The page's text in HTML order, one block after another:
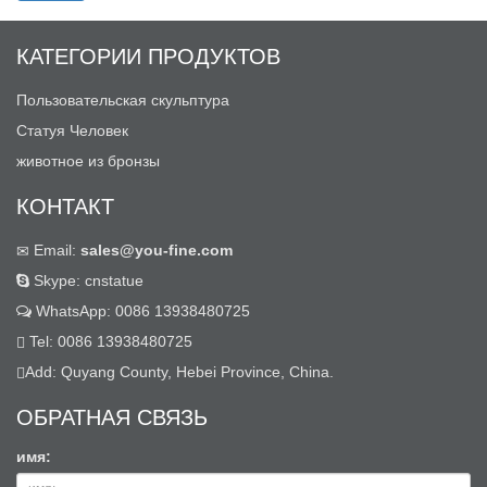
КАТЕГОРИИ ПРОДУКТОВ
Пользовательская скульптура
Статуя Человек
животное из бронзы
КОНТАКТ
Email: sales@you-fine.com
Skype: cnstatue
WhatsApp: 0086 13938480725
Tel: 0086 13938480725
Add: Quyang County, Hebei Province, China.
ОБРАТНАЯ СВЯЗЬ
имя: